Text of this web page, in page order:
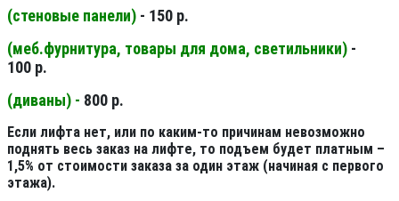
(стеновые панели) - 150 р.
(меб.фурнитура, товары для дома, светильники) -
100 р.
(диваны) - 800 р.
Если лифта нет, или по каким-то причинам невозможно
поднять весь заказ на лифте, то подъем будет платным –
1,5% от стоимости заказа за один этаж (начиная с первого
этажа).